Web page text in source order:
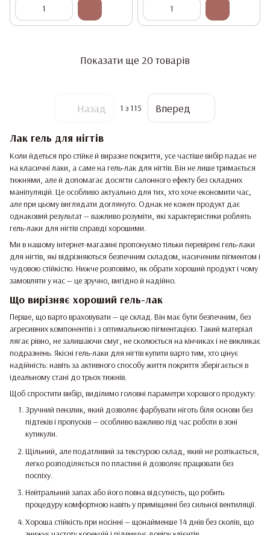
Показати ще 20 товарів
Назад 1 з 115 Вперед
Лак гель для нігтів
Коли йдеться про стійке й виразне покриття, усе частіше вибір падає не
на класичні лаки, а саме на гель-лак для нігтів. Він не лише тримається
тижнями, але й допомагає досягти салонного ефекту без складних
маніпуляцій. Це особливо актуально для тих, хто хоче економити час,
але при цьому виглядати доглянуто. Однак не кожен продукт дає
однаковий результат — важливо розуміти, які характеристики роблять
гель-лаки для нігтів справді хорошими.
Ми в нашому інтернет-магазині пропонуємо тільки перевірені гель-лаки
для нігтів, які відрізняються безпечним складом, насиченим пігментом і
чудовою стійкістю. Нижче розповімо, як обрати хороший продукт і чому
замовляти у нас — це зручно, вигідно й надійно.
Що вирізняє хороший гель-лак
Перше, що варто враховувати — це склад. Він має бути безпечним, без
агресивних компонентів і з оптимальною пігментацією. Такий матеріал
лягає рівно, не залишаючи смуг, не сколюється на кінчиках і не викликає
подразнень. Якісні гель-лаки для нігтів купити варто тим, хто цінує
надійність: навіть за активного способу життя покриття зберігається в
ідеальному стані до трьох тижнів.
Щоб спростити вибір, виділимо головні параметри хорошого продукту:
Зручний пензлик, який дозволяє фарбувати ніготь біля основи без
підтеків і пропусків — особливо важливо під час роботи в зоні
кутикули.
Щільний, але податливий за текстурою склад, який не розтікається,
легко розподіляється по пластині й дозволяє працювати без
поспіху.
Нейтральний запах або його повна відсутність, що робить
процедуру комфортною навіть у приміщенні без сильної вентиляції.
Хороша стійкість при носінні — щонайменше 14 днів без сколів, що